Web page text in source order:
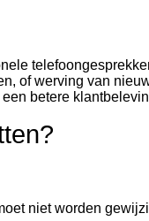
of werving van
betere
niet worden